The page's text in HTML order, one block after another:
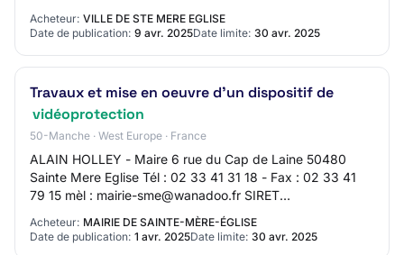
Acheteur: VILLE DE STE MERE EGLISE
Date de publication: 9 avr. 2025Date limite: 30 avr. 2025
Travaux et mise en oeuvre d'un dispositif de
vidéoprotection
50-Manche · West Europe · France
ALAIN HOLLEY - Maire 6 rue du Cap de Laine 50480
Sainte Mere Eglise Tél : 02 33 41 31 18 - Fax : 02 33 41
79 15 mèl : mairie-sme@wanadoo.fr SIRET
20008713800018 Groupement de commandes : Non
L'avis i…
Acheteur: MAIRIE DE SAINTE-MÈRE-ÉGLISE
Date de publication: 1 avr. 2025Date limite: 30 avr. 2025